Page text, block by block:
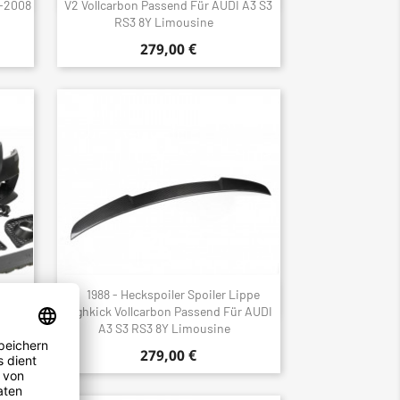
2008
V2 Vollcarbon Passend Für AUDI A3 S3
RS3 8Y Limousine
279,00 €
1988 - Heckspoiler Spoiler Lippe
Highkick Vollcarbon Passend Für AUDI
A3 S3 RS3 8Y Limousine
279,00 €
Schnellansicht